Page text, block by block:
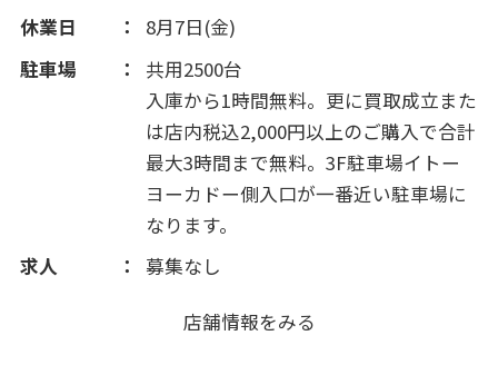
休業日
8月7日(金)
駐車場
共用2500台
入庫から1時間無料。更に買取成立また
は店内税込2,000円以上のご購入で合計
最大3時間まで無料。3F駐車場イトー
ヨーカドー側入口が一番近い駐車場に
なります。
求人
募集なし
店舗情報をみる